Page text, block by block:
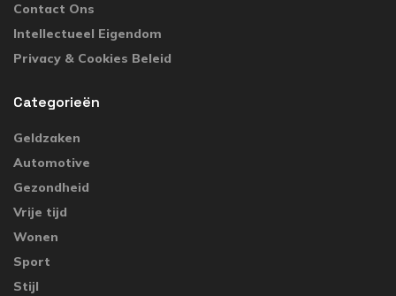
Contact Ons
Intellectueel Eigendom
Privacy & Cookies Beleid
Categorieën
Geldzaken
Automotive
Gezondheid
Vrije tijd
Wonen
Sport
Stijl